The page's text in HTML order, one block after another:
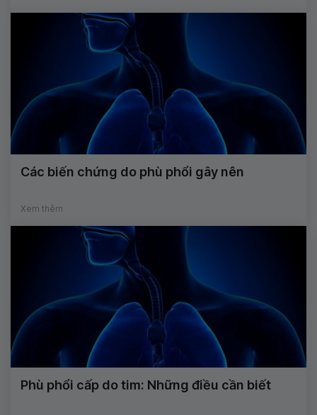
Các biến chứng do phù phổi gây nên
Xem thêm
Phù phổi cấp do tim: Những điều cần biết